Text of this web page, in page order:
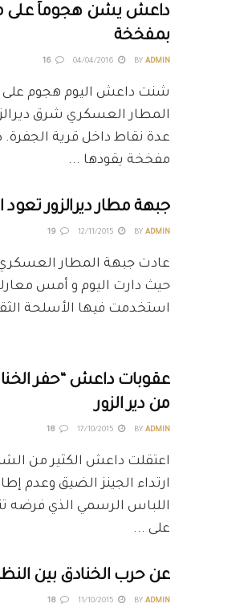
داعش يشن هجوماً على
بمفخخة
BY ADMIN
شنت داعش اليوم هجوم
المطار العسكري شرق
عدة نقاط داخل قرية
مفخخة يقودها ...
جبهة مطار ديرالزور تعود
BY ADMIN
عادت جبهة المطار العسكري
حيث دارت اليوم و أمس
استخدمت فيها الأسلحة
عقوبات داعش “حفر
من دير الزور
BY ADMIN
اعتقلت داعش الكثير من
ارتداء الجينز الضيق وعدم
اللباس الرسمي الذي فرضه
على ...
عن حرب الخنادق بين
BY ADMIN